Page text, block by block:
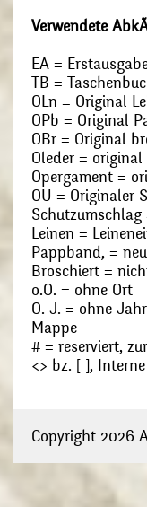
Verwendete
EA =
TB =
OLn = Original
OPb = Original
OBr = Original
Oleder = original
Opergament =
OU = Originaler
Leinen =
Pappband, =
Broschiert =
o.O. = ohne Ort
O. J. = ohne Jahr
Mappe
# = reserviert,
<> bz. [ ],
Copyright 2026